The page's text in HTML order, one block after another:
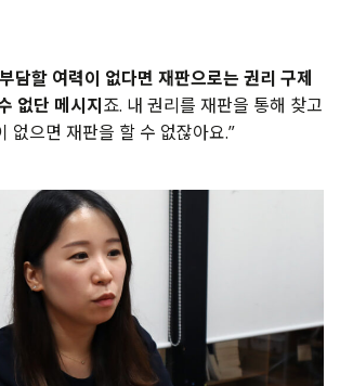
담할 여력이 없다면 재판으로는 권리 구제
없단 메시지죠. 내 권리를 재판을 통해 찾고
없으면 재판을 할 수 없잖아요.”